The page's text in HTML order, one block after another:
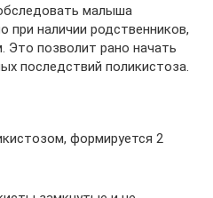
малыша
при наличии родственников,
позволит рано начать
последствий поликистоза.
формируется 2